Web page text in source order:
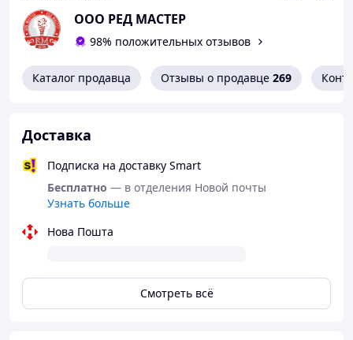
ООО РЕД МАСТЕР
98% положительных отзывов
Каталог продавца Отзывы о продавце 269
Доставка
Подписка на доставку Smart
Бесплатно — в отделения Новой почты
Узнать больше
Нова Пошта
Смотреть всё